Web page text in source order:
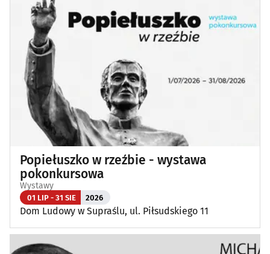
Popiełuszko w rzeźbie - wystawa
pokonkursowa
Wystawy
01 LIP - 31 SIE 2026
Dom Ludowy w Supraślu, ul. Piłsudskiego 11